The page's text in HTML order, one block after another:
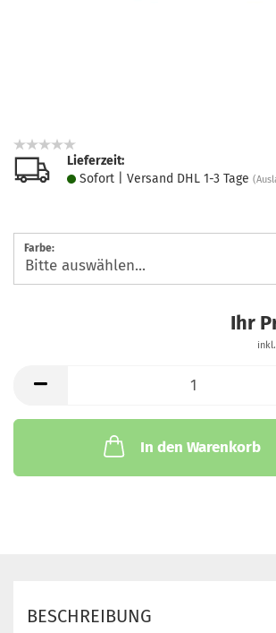
Lieferzeit:
Sofort | Versand DHL 1-3 Tage
Farbe:
Ihr
In den Warenkorb
BESCHREIBUNG